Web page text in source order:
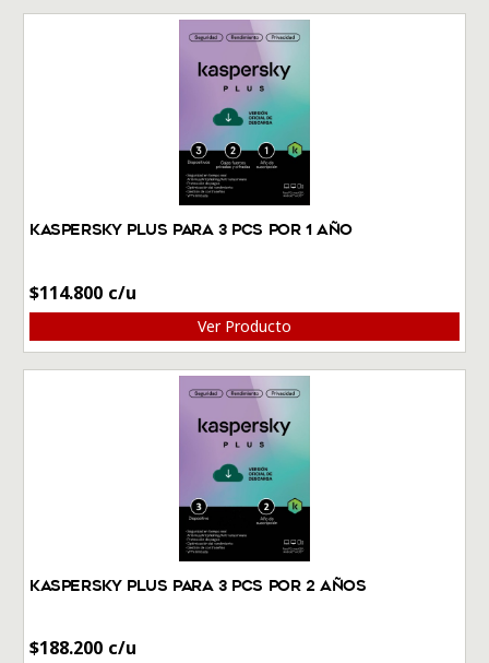
Kaspersky Plus Para 3 PCs por 1 Año
$114.800
Ver Producto
Kaspersky Plus Para 3 PCs por 2 Años
$188.200